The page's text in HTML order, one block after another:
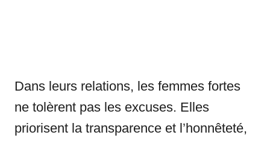
Dans leurs relations, les femmes fortes
ne tolèrent pas les excuses. Elles
priorisent la transparence et l’honnêteté,